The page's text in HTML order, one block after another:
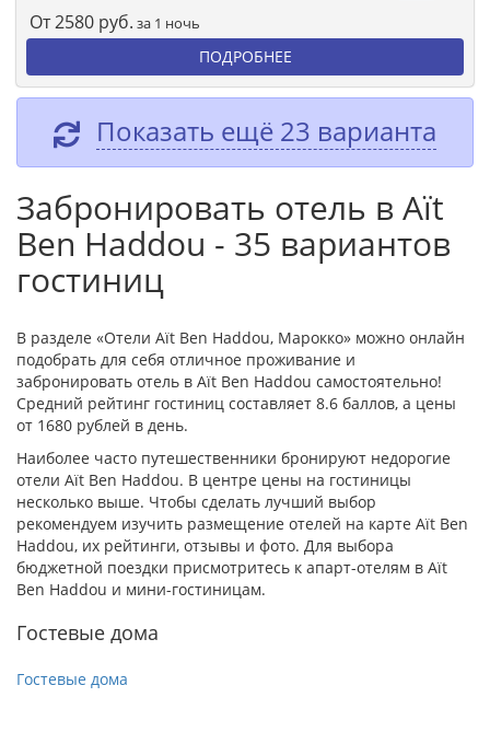
От2580 руб. за 1 ночь
ПОДРОБНЕЕ
Показать ещё 23 варианта
Забронировать отель в Aït
Ben Haddou - 35 вариантов
гостиниц
В разделе «Отели Aït Ben Haddou, Марокко» можно онлайн
подобрать для себя отличное проживание и
забронировать отель в Aït Ben Haddou самостоятельно!
Средний рейтинг гостиниц составляет 8.6 баллов, а цены
от 1680 рублей в день.
Наиболее часто путешественники бронируют недорогие
отели Aït Ben Haddou. В центре цены на гостиницы
несколько выше. Чтобы сделать лучший выбор
рекомендуем изучить размещение отелей на карте Aït Ben
Haddou, их рейтинги, отзывы и фото. Для выбора
бюджетной поездки присмотритесь к апарт-отелям в Aït
Ben Haddou и мини-гостиницам.
Гостевые дома
Гостевые дома